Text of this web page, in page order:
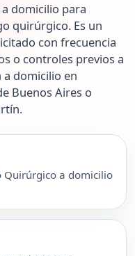
domicilio para
quirúrgico. Es un
con frecuencia
o controles previos a
a domicilio en
Buenos Aires o
Quirúrgico a domicilio